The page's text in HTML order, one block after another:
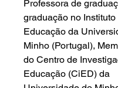
Professora de
graduação no Instituto
Educação da
Minho (Portugal),
do Centro de
Educação (CiED) da